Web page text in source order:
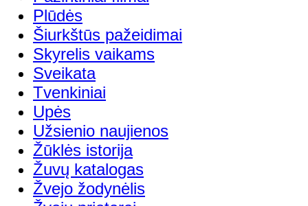
Plūdės
Šiurkštūs pažeidimai
Skyrelis vaikams
Sveikata
Tvenkiniai
Upės
Užsienio naujienos
Žūklės istorija
Žuvų katalogas
Žvejo žodynėlis